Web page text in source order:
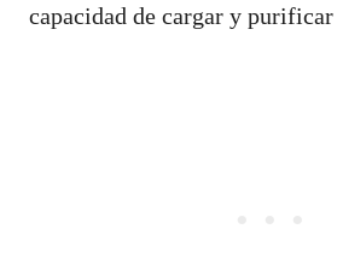
capacidad de cargar y